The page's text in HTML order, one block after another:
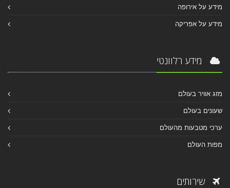
מידע על אירופה
מידע על אפריקה
מידע רלוונטי
מזג אוויר בעולם
שעונים בעולם
ערכי מטבעות מהעולם
מפות העולם
שירותים